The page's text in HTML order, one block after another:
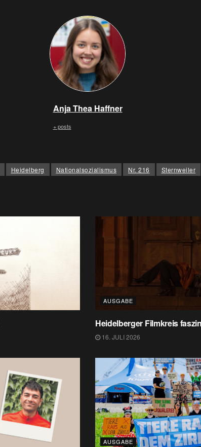
Anja Thea Haffner
+ posts
Heidelberg Nationalsozialismus Nr. 216 Sternweiler
AUSGABE
Heidelberger Filmkreis
16. JULI 2026
AUSGABE